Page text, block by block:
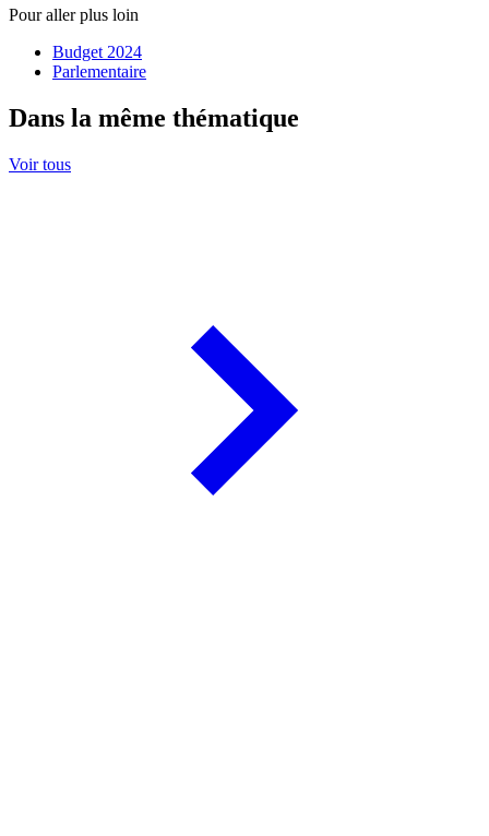
Pour aller plus loin
Budget 2024
Parlementaire
Dans la même thématique
Voir tous